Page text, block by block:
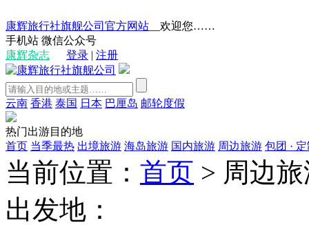
康辉旅行社旗舰公司官方网站 __欢迎您……
手机站 微信公众号
康辉杂志
登录 | 注册
云南 香港 泰国 日本 巴厘岛 邮轮度假
热门出游目的地
首页 当季最热 出境旅游 海岛旅游 国内旅游 周边旅游 包团 ·
当前位置： 首页 > 周边
出发地：